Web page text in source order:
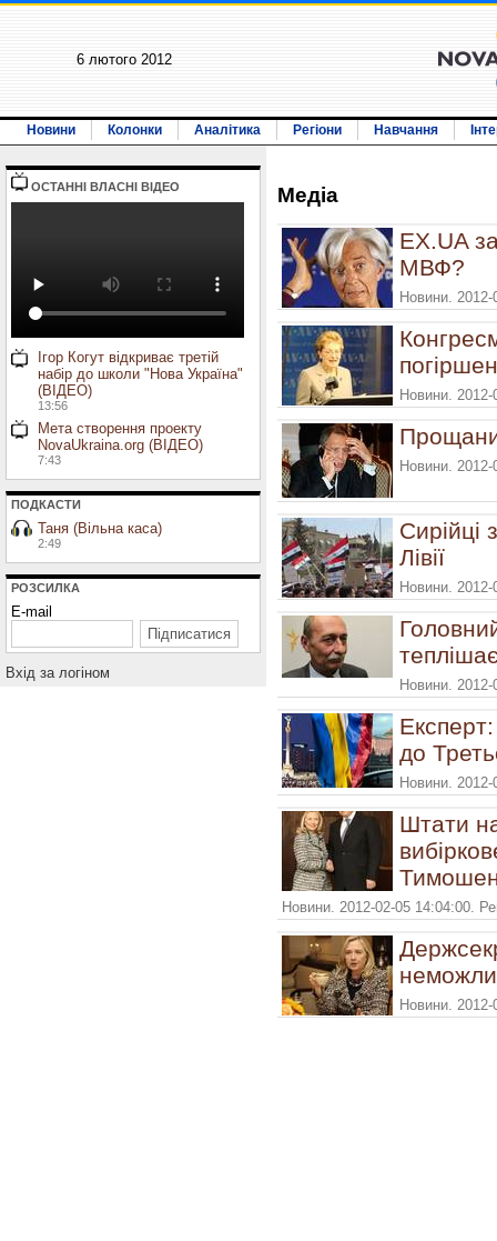
6 лютого 2012
Новини Колонки Аналітика Регіони Навчання
ОСТАННI ВЛАСНI ВIДЕО
Ігор Когут відкриває третій
набір до школи "Нова Україна"
(ВІДЕО)
13:56
Мета створення проекту
NovaUkraina.org (ВІДЕО)
7:43
ПОДКАСТИ
Таня (Вільна каса)
2:49
РОЗСИЛКА
E-mail
Вхiд за логiном
Медiа
EX.UA
МВФ?
Новини.
Новини.
Новини.
Сирійці
Лівії
Новини.
Новини.
до
Новини.
Штати
Новини. 2012-02-05 14:04:00.
Новини.